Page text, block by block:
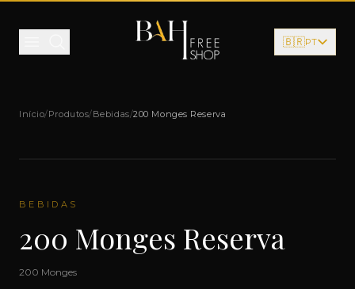
🇧🇷PT
Início/Produtos/Bebidas/200 Monges Reserva
BEBIDAS
200 Monges Reserva
200 Monges